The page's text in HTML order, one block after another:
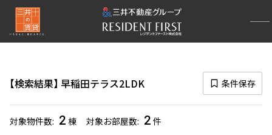
検索結果 早稲田テラス2LDK 条件保存
対象物件数 2 棟 対象お部屋数 2 件
再検索ナビゲーション
賃料
〜